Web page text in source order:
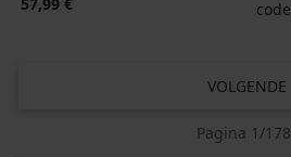
code
VOLGENDE
Pagina 1/178